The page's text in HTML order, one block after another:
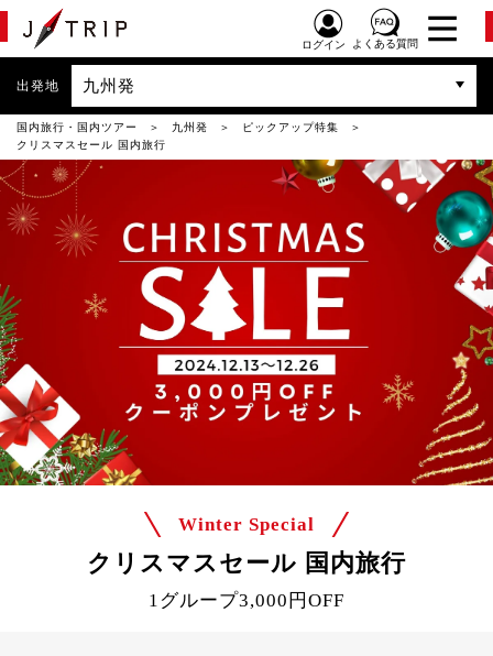
ログイン よくある質問
出発地 九州発
国内旅行・国内ツアー 九州発
ピックアップ特集
クリスマスセール 国内旅行
Winter Special
クリスマスセール 国内旅行
1グループ3,000円OFF